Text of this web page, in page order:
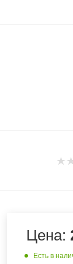
Цена:
Есть в